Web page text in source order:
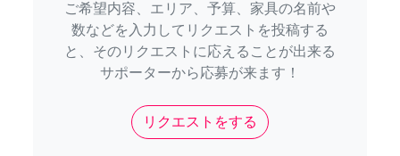
ご希望内容、エリア、予算、家具の名前や
数などを入力してリクエストを投稿する
と、そのリクエストに応えることが出来る
サポーターから応募が来ます！
リクエストをする